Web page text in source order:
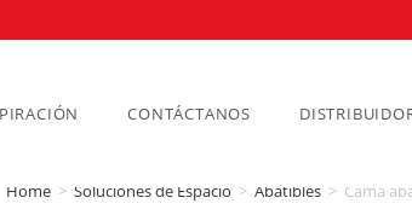
CONTÁCTANOS
Home > Soluciones de Espacio > Abatibles > Cama